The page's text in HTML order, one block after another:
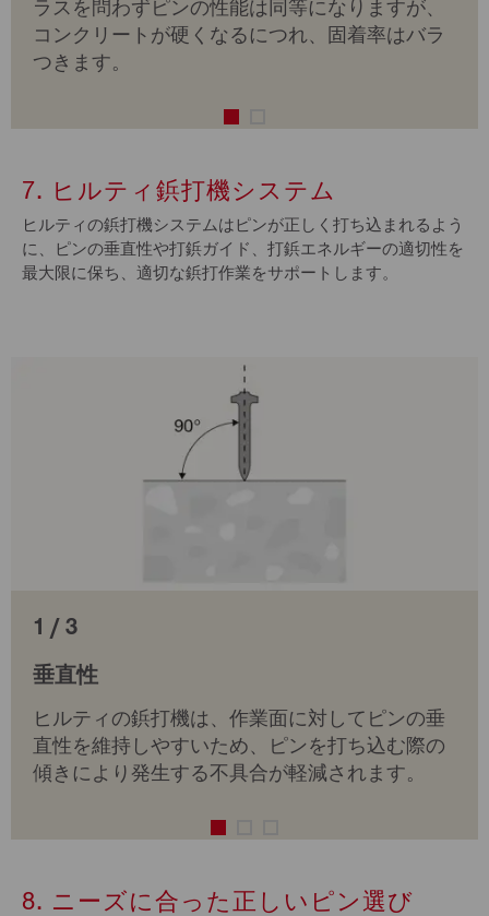
ラスを問わずピンの性能は同等になりますが、
コンクリートが硬くなるにつれ、固着率はバラ
つきます。
7. ヒルティ鋲打機システム
ヒルティの鋲打機システムはピンが正しく打ち込まれるよう
に、ピンの垂直性や打鋲ガイド、打鋲エネルギーの適切性を
最大限に保ち、適切な鋲打作業をサポートします。
1 / 3
垂直性
ヒルティの鋲打機は、作業面に対してピンの垂
直性を維持しやすいため、ピンを打ち込む際の
傾きにより発生する不具合が軽減されます。
8. ニーズに合った正しいピン選び